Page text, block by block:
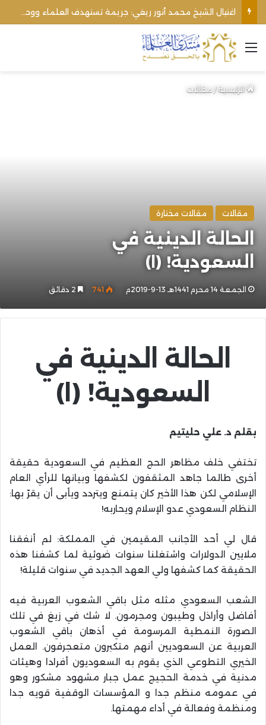
القائمة
الرئيسية/مقالات
مقالات مقالات مختارة
الحالة الدينية في
السعودية! (١)
الجمعة 14 محرم 1441هـ 13-9-2019م 741
الحالة الدينية في
السعودية! (١)
بقلم د. علي حليتيم
تختفي خلف مظاهر الحج العظيم في السعودية حقيقة
أخرى طالما ‏جاهد المثقفون لكشفها وبيانها للرأي العام
الإسلامي لكن هذا الأخير كان يتمنع ويتردد ويأبى أن يقرّ بها:
النظام السعودي عدو الإسلام ويحاربه!
‏قال لي أحد الأجانب المقيمين في المملكة: لم أنفقنا
ملايين الدولارات واشتغلنا سنوات ضوئية لما كشفنا هذه
الحقيقة كما كشفها ولي العهد الجديد في سنوات قليلة!
الشعب السعودي مثله مثل باقي الشعوب العربية فيه
أفاضل وأراذل وطيبون ومجرمون. لا شك في زيغ في تلك
الصورة النمطية المرسومة ‏في أذهان باقي الشعوب
العربية عن السعوديين أنهم متكبرون متعجرفون. العمل
الخيري التطوعي الذي يقوم به السعوديون أفرادا وهيئات
مدنية في خدمة الحجيج عمل جبار مشهود مشكور وهو
في عمومه منظم جدا و المؤسسات الوقفية قويه جدا
ومنظمة وفعالة في أداء مهمتها.